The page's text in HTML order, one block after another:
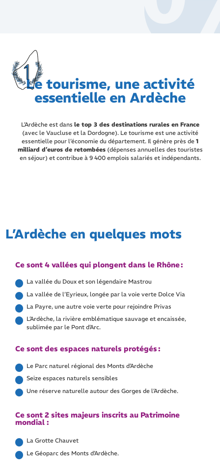
Le tourisme, une activité
essentielle en Ardèche
L’Ardèche est dans le top 3 des destinations rurales en France
(avec le Vaucluse et la Dordogne). Le tourisme est une activité
essentielle pour l’économie du département. Il génère près de 1
milliard d’euros de retombées(dépenses annuelles des touristes
en séjour) et contribue à 9 400 emplois salariés et indépendants.
L’Ardèche en quelques mots
Ce sont 4 vallées qui plongent dans le Rhône :
La vallée du Doux et son légendaire Mastrou
La vallée de l’Eyrieux, longée par la voie verte Dolce Via
La Payre, une autre voie verte pour rejoindre Privas
L’Ardèche, la rivière emblématique sauvage et encaissée,
sublimée par le Pont d’Arc.
Ce sont des espaces naturels protégés :
Le Parc naturel régional des Monts d’Ardèche
Seize espaces naturels sensibles
Une réserve naturelle autour des Gorges de l’Ardèche.
Ce sont 2 sites majeurs inscrits au Patrimoine
mondial :
La Grotte Chauvet
Le Géoparc des Monts d’Ardèche.